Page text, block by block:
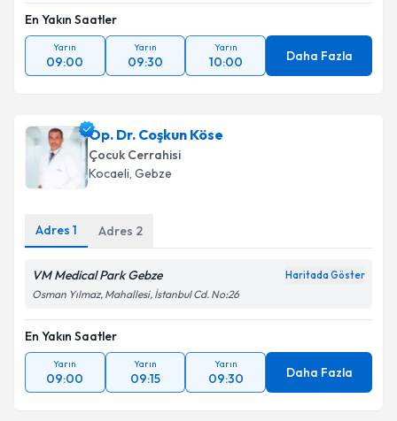
En Yakın Saatler
Yarın
09:00
Yarın
09:30
Yarın
10:00 Daha Fazla
Op. Dr. Coşkun Köse
Çocuk Cerrahisi
Kocaeli, Gebze
Adres 1 Adres 2
VM Medical Park Gebze Haritada Göster
Osman Yılmaz, Mahallesi, İstanbul Cd. No:26
En Yakın Saatler
Yarın
09:00
Yarın
09:15
Yarın
09:30 Daha Fazla